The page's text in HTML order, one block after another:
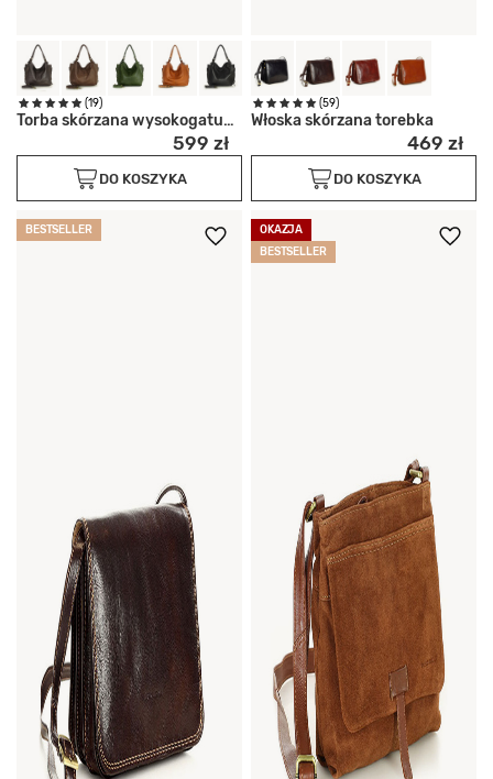
(19)
Torba skórzana wysokogatunkowa
599 zł
DO KOSZYKA
(59)
Włoska skórzana torebka
469 zł
DO KOSZYKA
BESTSELLER
OKAZJA
BESTSELLER